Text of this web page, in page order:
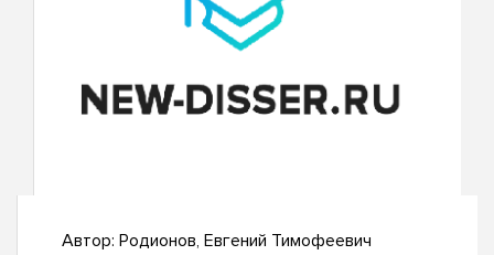
Автор: Родионов, Евгений Тимофеевич